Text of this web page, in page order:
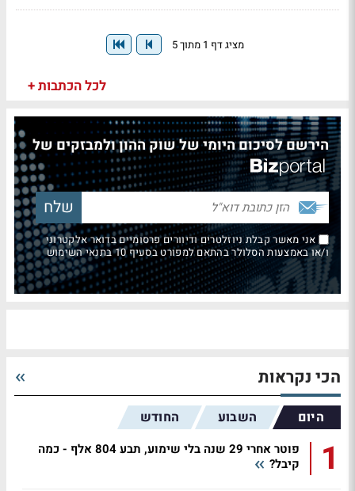
מציג דף 1 מתוך 5
לכל הכתבות +
הירשם לסיכום היומי של שוק ההון ולמבזקים של
אני מאשר קבלת ניוזלטרים ודיוורים פרסומיים בדואר אלקטרוני
ו/או באמצעות הסלולר בהתאם למפורט בסעיף 10 בתנאי השימוש
הכי נקראות
היום השבוע החודש
1
פוטר אחרי 29 שנה בלי שימוע, תבע 804 אלף - כמה
קיבל?